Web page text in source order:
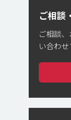
ご相談
ご相談
い合わせ